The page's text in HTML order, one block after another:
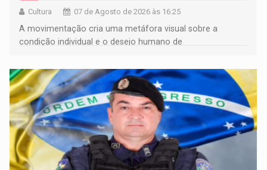
Cultura 07 de Agosto de 2026 às 16:25
A movimentação cria uma metáfora visual sobre a
condição individual e o desejo humano de